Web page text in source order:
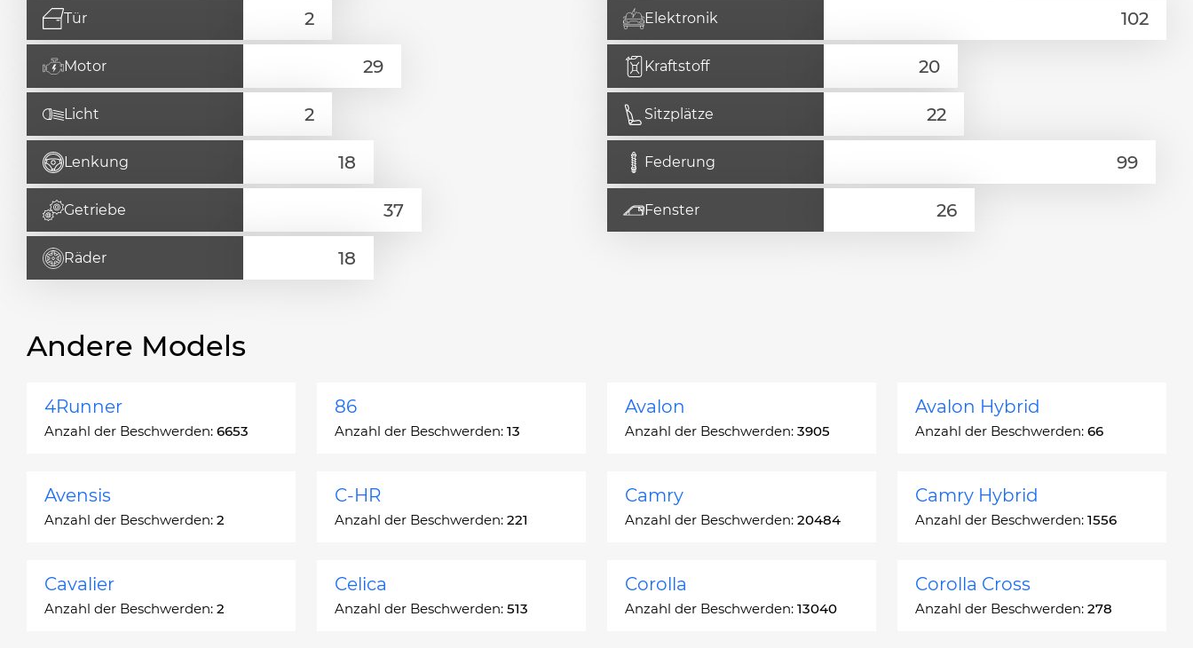
Tür Elektronik
Motor Kraftstoff
Licht Sitzplätze
Lenkung Federung
Getriebe Fenster
Räder
Andere Models
4Runner
Anzahl der Beschwerden: 6653
86
Anzahl der Beschwerden: 13
Avalon
Anzahl der Beschwerden: 3905
Avalon Hybrid
Anzahl der Beschwerden: 66
Avensis
Anzahl der Beschwerden: 2
C-HR
Anzahl der Beschwerden: 221
Camry
Anzahl der Beschwerden: 20484
Camry Hybrid
Anzahl der Beschwerden: 1556
Cavalier
Anzahl der Beschwerden: 2
Celica
Anzahl der Beschwerden: 513
Corolla
Anzahl der Beschwerden: 13040
Corolla Cross
Anzahl der Beschwerden: 278